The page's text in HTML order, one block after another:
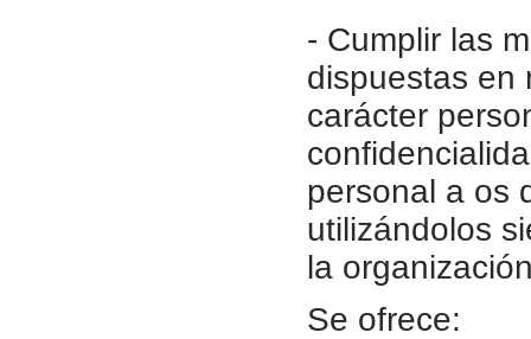
- Cumplir las
dispuestas en
carácter
personal a os
utilizándolos
la
Se ofrece: